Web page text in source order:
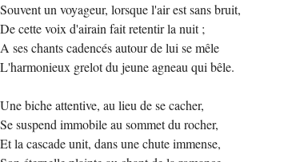
Souvent un voyageur, lorsque l'air est sans bruit,
De cette voix d'airain fait retentir la nuit ;
A ses chants cadencés autour de lui se mêle
L'harmonieux grelot du jeune agneau qui bêle.
Une biche attentive, au lieu de se cacher,
Se suspend immobile au sommet du rocher,
Et la cascade unit, dans une chute immense,